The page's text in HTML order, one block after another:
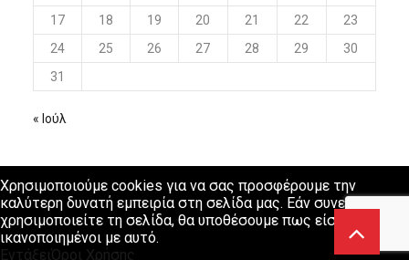
17
18 19 20 21 22
23
24
25 26 27 28 29
30
31
« Ιούλ
Χρησιμοποιούμε cookies για να σας προσφέρουμε την
καλύτερη δυνατή εμπειρία στη σελίδα μας. Εάν συνεχίσετε να
χρησιμοποιείτε τη σελίδα, θα υποθέσουμε πως είστε
ικανοποιημένοι με αυτό.
ΕντάξειΌροι Χρήσης